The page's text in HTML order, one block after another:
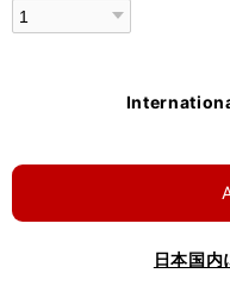
日本国内